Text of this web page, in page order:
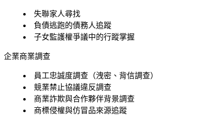
失聯家人尋找
負債逃跑的債務人追蹤
子女監護權爭議中的行蹤掌握
企業商業調查
員工忠誠度調查（洩密、背信調查）
競業禁止協議違反調查
商業詐欺與合作夥伴背景調查
商標侵權與仿冒品來源追蹤